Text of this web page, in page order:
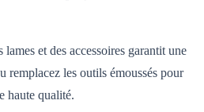
et des accessoires garantit une
les outils émoussés pour
haute qualité.